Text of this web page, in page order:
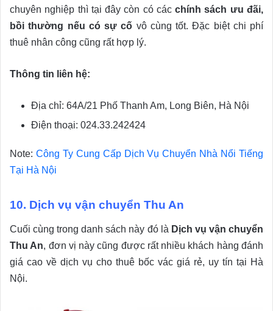
chuyên nghiệp thì tại đây còn có cácchính sách ưu đãi,
bồi thường nếu có sự cố vô cùng tốt. Đặc biệt chi phí
thuê nhân công cũng rất hợp lý.
Thông tin liên hệ:
Địa chỉ: 64A/21 Phố Thanh Am, Long Biên, Hà Nội
Điện thoại: 024.33.242424
Note: Công Ty Cung Cấp Dịch Vụ Chuyển Nhà Nổi Tiếng
Tại Hà Nội
10. Dịch vụ vận chuyển Thu An
Cuối cùng trong danh sách này đó là Dịch vụ vận chuyển
Thu An, đơn vị này cũng được rất nhiều khách hàng đánh
giá cao về dịch vụ cho thuê bốc vác giá rẻ, uy tín tại Hà
Nội.